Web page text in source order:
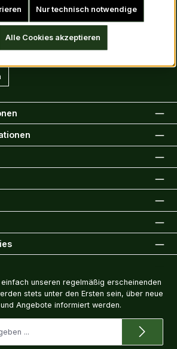
unseren regelmäßig erscheinenden
stets unter den Ersten sein, über neue
Angebote informiert werden.
Nur technisch notwendige
Alle Cookies akzeptieren